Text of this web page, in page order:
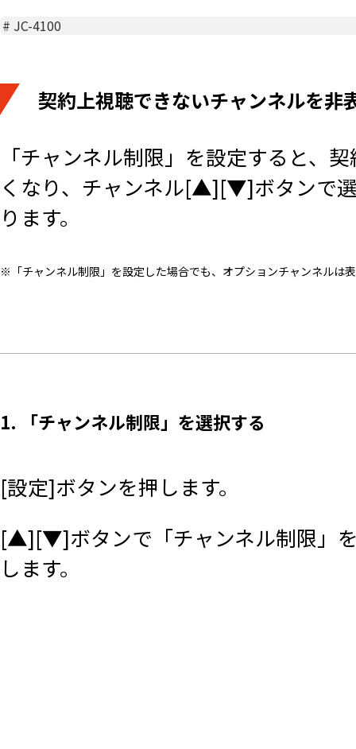
# JC-4100
契約上視聴できないチャンネルを非
「チャンネル制限」を設定すると、
くなり、チャンネル[▲][▼]ボタンで
ります。
※「チャンネル制限」を設定した場合でも、オプションチャンネルは
1. 「チャンネル制限」を選択する
[設定]ボタンを押します。
[▲][▼]ボタンで「チャンネル制限」
します。